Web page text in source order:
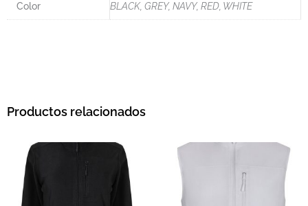
Color BLACK, GREY, NAVY, RED, WHITE
Productos relacionados
Este producto tiene múltiples variantes.
Este